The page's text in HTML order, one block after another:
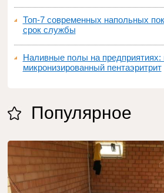
Топ‑7 современных напольных
срок службы
Наливные полы на предприятиях:
микронизированный пентаэритрит
Популярное